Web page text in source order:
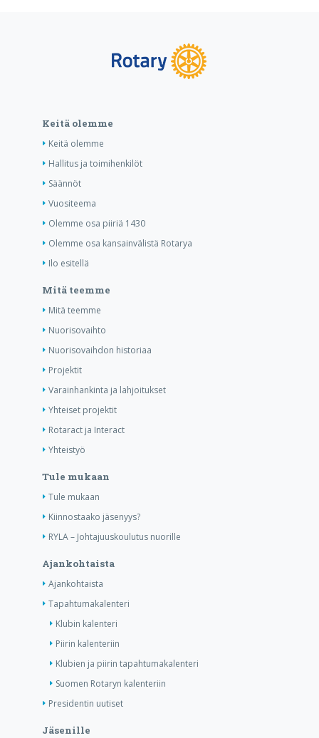
Keitä olemme
Keitä olemme
Hallitus ja toimihenkilöt
Säännöt
Vuositeema
Olemme osa piiriä 1430
Olemme osa kansainvälistä Rotarya
Ilo esitellä
Mitä teemme
Mitä teemme
Nuorisovaihto
Nuorisovaihdon historiaa
Projektit
Varainhankinta ja lahjoitukset
Yhteiset projektit
Rotaract ja Interact
Yhteistyö
Tule mukaan
Tule mukaan
Kiinnostaako jäsenyys?
RYLA – Johtajuuskoulutus nuorille
Ajankohtaista
Ajankohtaista
Tapahtumakalenteri
Klubin kalenteri
Piirin kalenteriin
Klubien ja piirin tapahtumakalenteri
Suomen Rotaryn kalenteriin
Presidentin uutiset
Jäsenille